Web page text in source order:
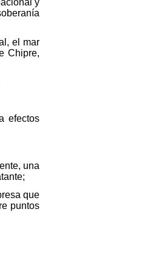
el mar
Chipre,
efectos
una
que
puntos